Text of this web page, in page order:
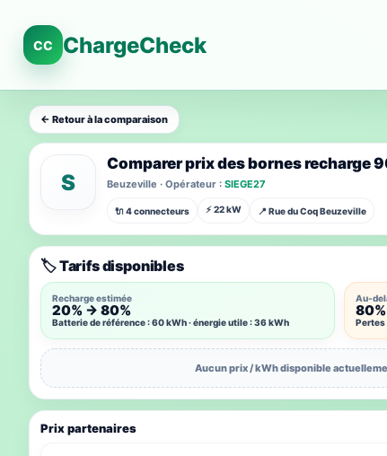
CC ChargeCheck
← Retour à la comparaison
S
Comparer prix des bornes recharge
Beuzeville · Opérateur : SIEGE27
🔌 4 connecteurs ⚡ 22 kW 📍 Rue du Coq Beuzeville
🏷️ Tarifs disponibles
Recharge estimée
20% → 80%
Batterie de référence : 60 kWh · énergie utile : 36 kWh
Au-
Pertes
Aucun prix / kWh disponible
Prix partenaires